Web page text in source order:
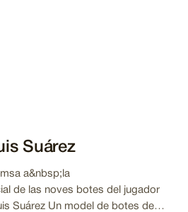
Suárez
a&nbsp;la
de las noves botes del jugador
Suárez Un model de botes de…